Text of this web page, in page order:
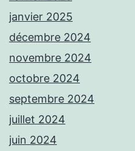
janvier 2025
décembre 2024
novembre 2024
octobre 2024
septembre 2024
juillet 2024
juin 2024